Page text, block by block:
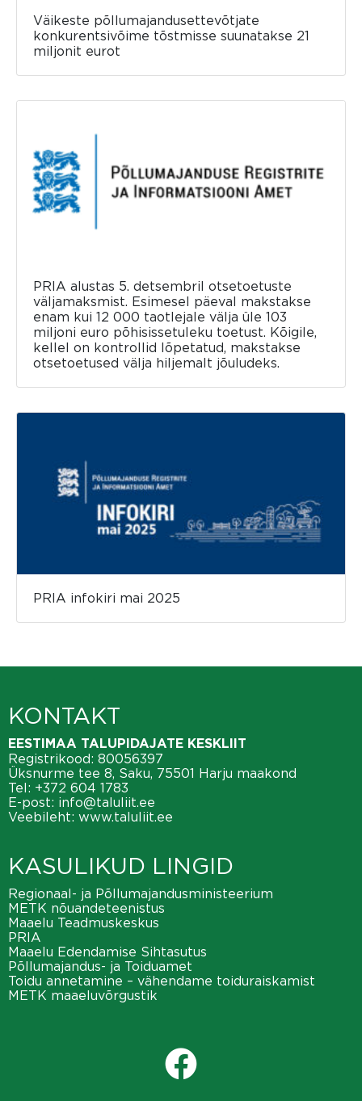
Väikeste põllumajandusettevõtjate
konkurentsivõime tõstmisse suunatakse 21
miljonit eurot
PRIA alustas 5. detsembril otsetoetuste
väljamaksmist. Esimesel päeval makstakse
enam kui 12 000 taotlejale välja üle 103
miljoni euro põhisissetuleku toetust. Kõigile,
kellel on kontrollid lõpetatud, makstakse
otsetoetused välja hiljemalt jõuludeks.
PRIA infokiri mai 2025
KONTAKT
EESTIMAA TALUPIDAJATE KESKLIIT
Registrikood: 80056397
Üksnurme tee 8, Saku, 75501 Harju maakond
Tel: +372 604 1783
E-post: info@taluliit.ee
Veebileht: www.taluliit.ee
KASULIKUD LINGID
Regionaal- ja Põllumajandusministeerium
METK nõuandeteenistus
Maaelu Teadmuskeskus
PRIA
Maaelu Edendamise Sihtasutus
Põllumajandus- ja Toiduamet
Toidu annetamine – vähendame toiduraiskamist
METK maaeluvõrgustik